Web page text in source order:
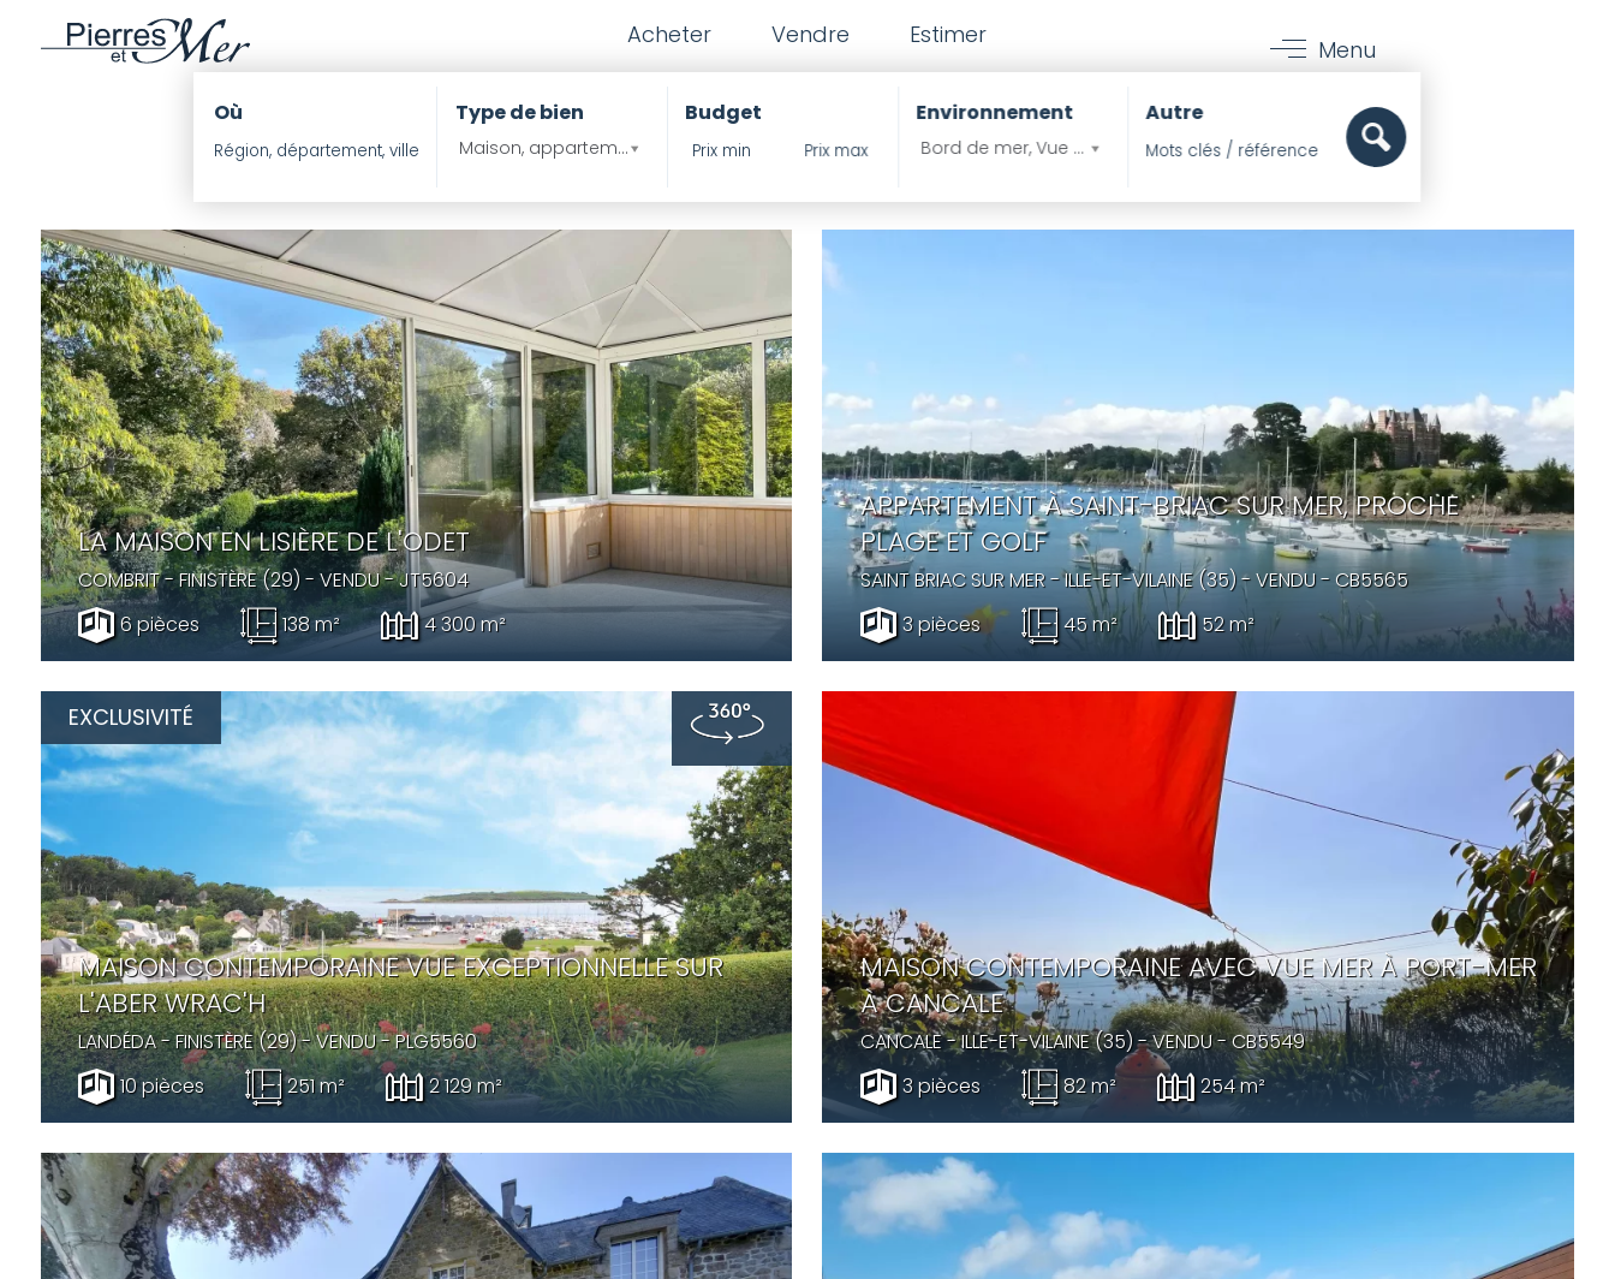
Acheter Vendre Estimer
Menu
Où Type de bien
Maison, appartement , Propritété ?
Budget Environnement
Bord de mer, Vue mer, Pieds dans l'eau
Autre
RETOUR
NOS DERNIÈRES VENTES
LA MAISON EN LISIÈRE DE L'ODET
COMBRIT- FINISTÈRE (29) -VENDU- JT5604
6 pièces
138 m² 4 300 m²
APPARTEMENT À SAINT-BRIAC SUR MER, PROCHE
PLAGE ET GOLF
SAINT BRIAC SUR MER- ILLE-ET-VILAINE (35) -VENDU- CB5565
3 pièces
45 m² 52 m²
MAISON CONTEMPORAINE VUE EXCEPTIONNELLE SUR
L'ABER WRAC'H
LANDÉDA- FINISTÈRE (29) -VENDU- PLG5560
10 pièces
251 m² 2 129 m²
EXCLUSIVITÉ
MAISON CONTEMPORAINE AVEC VUE MER À PORT-MER
À CANCALE
CANCALE- ILLE-ET-VILAINE (35) -VENDU- CB5549
3 pièces
82 m² 254 m²